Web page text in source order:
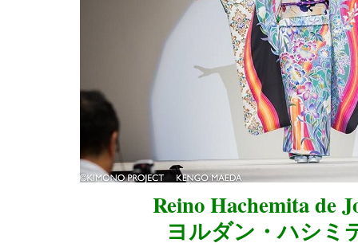
Reino Hachemita de
ヨルダン・ハシミ